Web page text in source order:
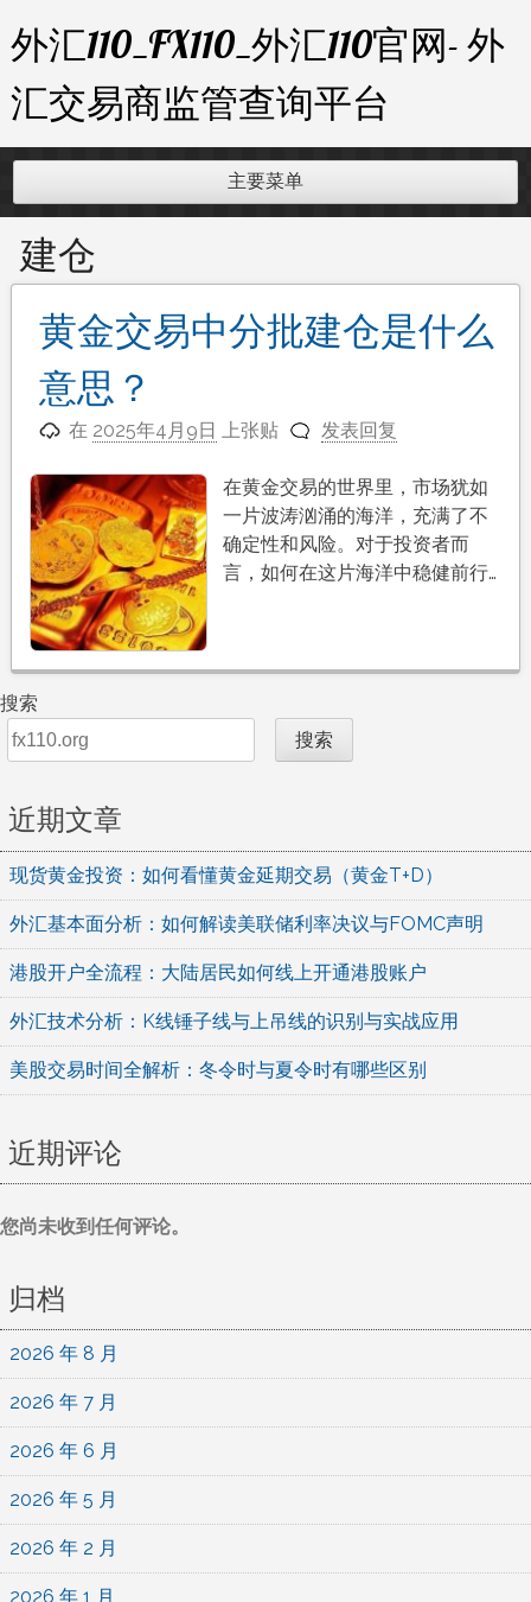
至
内
容
外汇110_FX110_外汇110官网- 外
汇交易商监管查询平台
主要菜单
建仓
黄金交易中分批建仓是什么
意思？
在 2025年4月9日 上张贴 发表回复
在黄金交易的世界里，市场犹如
一片波涛汹涌的海洋，充满了不
确定性和风险。对于投资者而
言，如何在这片海洋中稳健前行…
搜索
搜索
近期文章
现货黄金投资：如何看懂黄金延期交易（黄金T+D）
外汇基本面分析：如何解读美联储利率决议与FOMC声明
港股开户全流程：大陆居民如何线上开通港股账户
外汇技术分析：K线锤子线与上吊线的识别与实战应用
美股交易时间全解析：冬令时与夏令时有哪些区别
近期评论
您尚未收到任何评论。
归档
2026 年 8 月
2026 年 7 月
2026 年 6 月
2026 年 5 月
2026 年 2 月
2026 年 1 月